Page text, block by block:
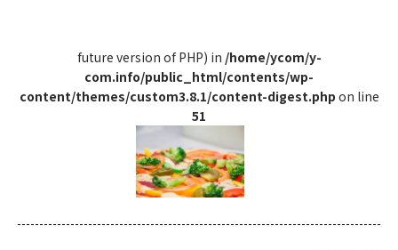
future version of PHP) in /home/ycom/y-
com.info/public_html/contents/wp-
content/themes/custom3.8.1/content-digest.php on line
51